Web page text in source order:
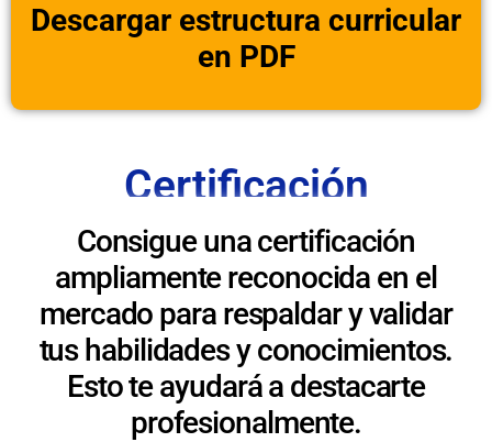
Descargar estructura curricular
en PDF
Certificación
Consigue una certificación
ampliamente reconocida en el
mercado para respaldar y validar
tus habilidades y conocimientos.
Esto te ayudará a destacarte
profesionalmente.